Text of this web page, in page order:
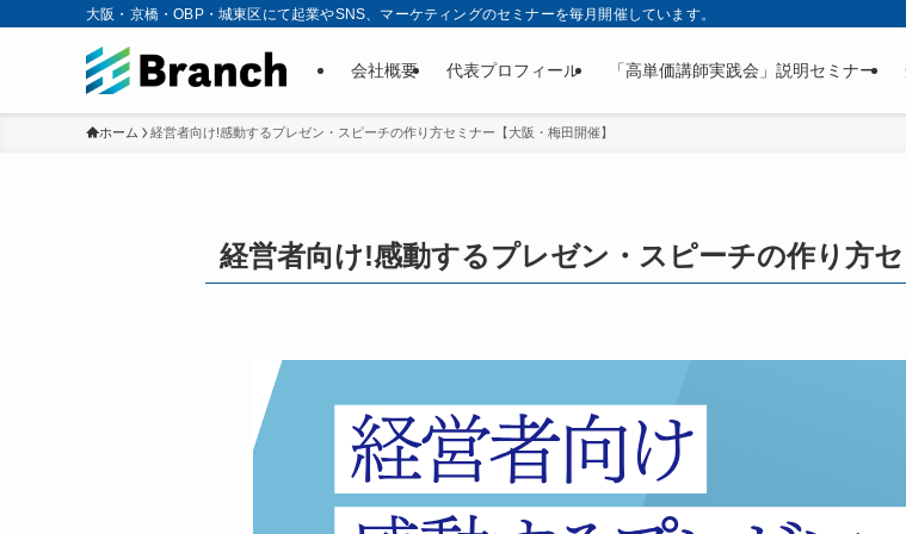
大阪・京橋・OBP・城東区にて起業やSNS、マーケティングのセミナーを毎月開催しています。
会社概要 代表プロフィール 「高単価講師実践会」説明セミナー
ホーム 経営者向け!感動するプレゼン・スピーチの作り方セミナー【大阪・梅田開催】
経営者向け!感動するプレゼン・スピーチの作り方セ